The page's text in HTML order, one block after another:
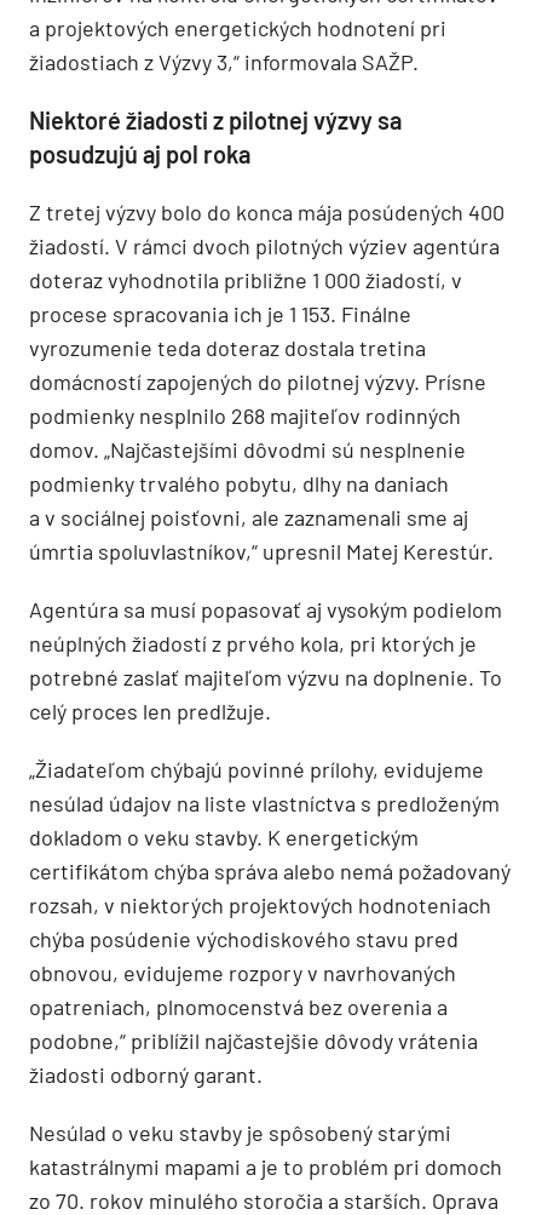
a projektových energetických hodnotení pri
žiadostiach z Výzvy 3,“ informovala SAŽP.
Niektoré žiadosti z pilotnej výzvy sa
posudzujú aj pol roka
Z tretej výzvy bolo do konca mája posúdených 400
žiadostí. V rámci dvoch pilotných výziev agentúra
doteraz vyhodnotila približne 1 000 žiadostí, v
procese spracovania ich je 1 153. Finálne
vyrozumenie teda doteraz dostala tretina
domácností zapojených do pilotnej výzvy. Prísne
podmienky nesplnilo 268 majiteľov rodinných
domov. „Najčastejšími dôvodmi sú nesplnenie
podmienky trvalého pobytu, dlhy na daniach
a v sociálnej poisťovni, ale zaznamenali sme aj
úmrtia spoluvlastníkov,“ upresnil Matej Kerestúr.
Agentúra sa musí popasovať aj vysokým podielom
neúplných žiadostí z prvého kola, pri ktorých je
potrebné zaslať majiteľom výzvu na doplnenie. To
celý proces len predlžuje.
„Žiadateľom chýbajú povinné prílohy, evidujeme
nesúlad údajov na liste vlastníctva s predloženým
dokladom o veku stavby. K energetickým
certifikátom chýba správa alebo nemá požadovaný
rozsah, v niektorých projektových hodnoteniach
chýba posúdenie východiskového stavu pred
obnovou, evidujeme rozpory v navrhovaných
opatreniach, plnomocenstvá bez overenia a
podobne,“ priblížil najčastejšie dôvody vrátenia
žiadosti odborný garant.
Nesúlad o veku stavby je spôsobený starými
katastrálnymi mapami a je to problém pri domoch
zo 70. rokov minulého storočia a starších. Oprava